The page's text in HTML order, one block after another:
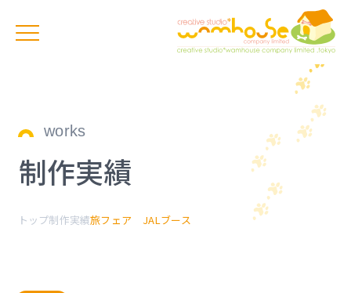
works
制作実績
トップ制作実績旅フェア JALブース